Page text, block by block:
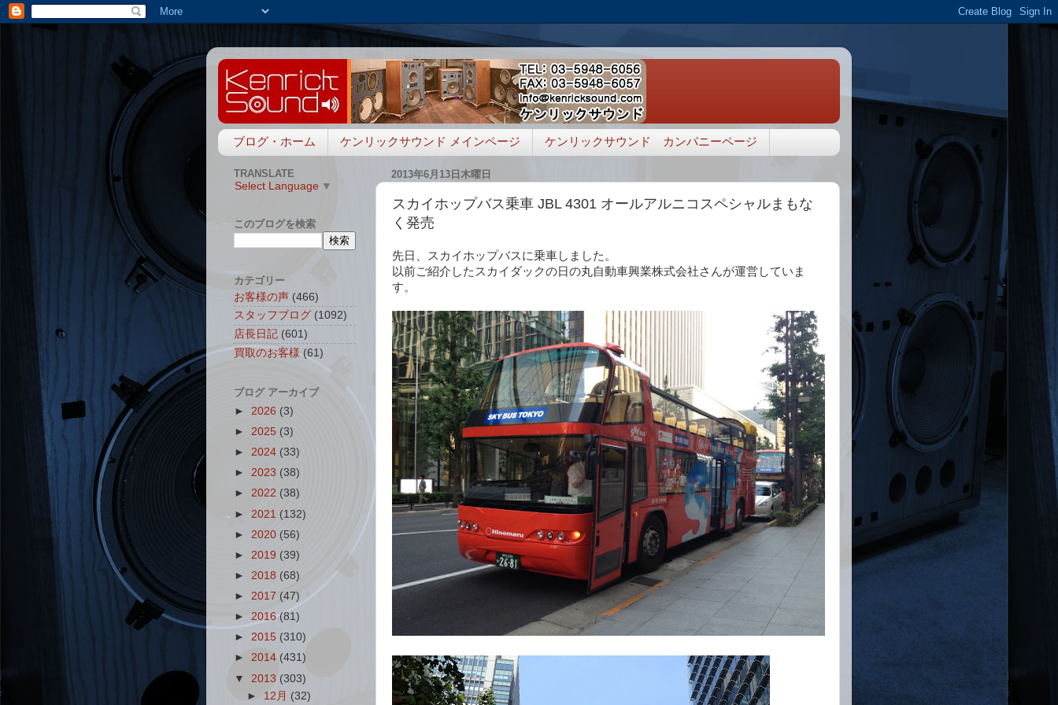
ブログ・ホーム ケンリックサウンド メインページ ケンリックサウンド カンパニーページ
2013年6月13日木曜日
スカイホップバス乗車 JBL 4301 オールアルニコスペシャルまもな
く発売
先日、スカイホップバスに乗車しました。
以前ご紹介したスカイダックの日の丸自動車興業株式会社さんが運営していま
す。
TRANSLATE
Select Language ▼
このブログを検索
カテゴリー
お客様の声 (466)
スタッフブログ (1092)
店長日記 (601)
買取のお客様 (61)
ブログ アーカイブ
► 2026 (3)
► 2025 (3)
► 2024 (33)
► 2023 (38)
► 2022 (38)
► 2021 (132)
► 2020 (56)
► 2019 (39)
► 2018 (68)
► 2017 (47)
► 2016 (81)
► 2015 (310)
► 2014 (431)
▼ 2013 (303)
► 12月 (32)